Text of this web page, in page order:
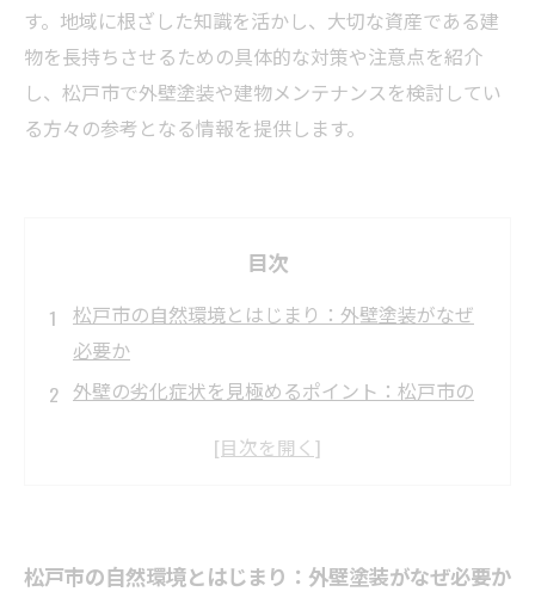
す。地域に根ざした知識を活かし、大切な資産である建
物を長持ちさせるための具体的な対策や注意点を紹介
し、松戸市で外壁塗装や建物メンテナンスを検討してい
る方々の参考となる情報を提供します。
目次
松戸市の自然環境とはじまり：外壁塗装がなぜ
必要か
外壁の劣化症状を見極めるポイント：松戸市の
適切な塗装とメンテナンスが築く建物の耐久性
の外壁塗装の実践法
松戸市の自然環境とはじまり：外壁塗装がなぜ必要か